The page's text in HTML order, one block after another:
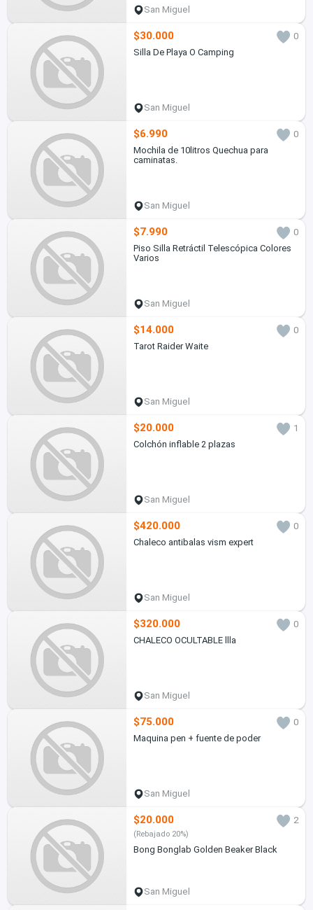
San Miguel
$30.000
0
Silla De Playa O Camping
San Miguel
$6.990
0
Mochila de 10litros Quechua para
caminatas.
San Miguel
$7.990
0
Piso Silla Retráctil Telescópica Colores
Varios
San Miguel
$14.000
0
Tarot Raider Waite
San Miguel
$20.000
1
Colchón inflable 2 plazas
San Miguel
$420.000
0
Chaleco antibalas vism expert
San Miguel
$320.000
0
CHALECO OCULTABLE llla
San Miguel
$75.000
0
Maquina pen + fuente de poder
San Miguel
$20.000 2
(Rebajado 20%)
Bong Bonglab Golden Beaker Black
San Miguel